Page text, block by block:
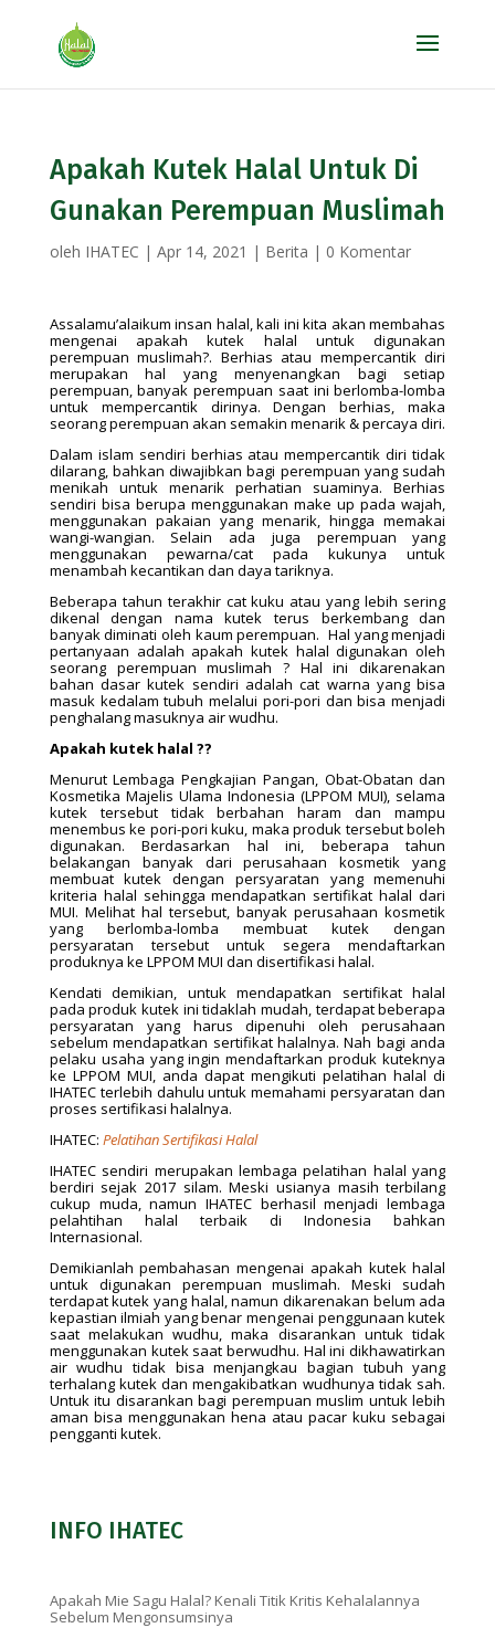
Apakah Kutek Halal Untuk Di
Gunakan Perempuan Muslimah
oleh IHATEC | Apr 14, 2021 | Berita | 0 Komentar
Assalamu’alaikum insan halal, kali ini kita akan membahas
mengenai apakah kutek halal untuk digunakan
perempuan muslimah?. Berhias atau mempercantik diri
merupakan hal yang menyenangkan bagi setiap
perempuan, banyak perempuan saat ini berlomba-lomba
untuk mempercantik dirinya. Dengan berhias, maka
seorang perempuan akan semakin menarik & percaya diri.
Dalam islam sendiri berhias atau mempercantik diri tidak
dilarang, bahkan diwajibkan bagi perempuan yang sudah
menikah untuk menarik perhatian suaminya. Berhias
sendiri bisa berupa menggunakan make up pada wajah,
menggunakan pakaian yang menarik, hingga memakai
wangi-wangian. Selain ada juga perempuan yang
menggunakan pewarna/cat pada kukunya untuk
menambah kecantikan dan daya tariknya.
Beberapa tahun terakhir cat kuku atau yang lebih sering
dikenal dengan nama kutek terus berkembang dan
banyak diminati oleh kaum perempuan. Hal yang menjadi
pertanyaan adalah apakah kutek halal digunakan oleh
seorang perempuan muslimah ? Hal ini dikarenakan
bahan dasar kutek sendiri adalah cat warna yang bisa
masuk kedalam tubuh melalui pori-pori dan bisa menjadi
penghalang masuknya air wudhu.
Apakah kutek halal ??
Menurut Lembaga Pengkajian Pangan, Obat-Obatan dan
Kosmetika Majelis Ulama Indonesia (LPPOM MUI), selama
kutek tersebut tidak berbahan haram dan mampu
menembus ke pori-pori kuku, maka produk tersebut boleh
digunakan. Berdasarkan hal ini, beberapa tahun
belakangan banyak dari perusahaan kosmetik yang
membuat kutek dengan persyaratan yang memenuhi
kriteria halal sehingga mendapatkan sertifikat halal dari
MUI. Melihat hal tersebut, banyak perusahaan kosmetik
yang berlomba-lomba membuat kutek dengan
persyaratan tersebut untuk segera mendaftarkan
produknya ke LPPOM MUI dan disertifikasi halal.
Kendati demikian, untuk mendapatkan sertifikat halal
pada produk kutek ini tidaklah mudah, terdapat beberapa
persyaratan yang harus dipenuhi oleh perusahaan
sebelum mendapatkan sertifikat halalnya. Nah bagi anda
pelaku usaha yang ingin mendaftarkan produk kuteknya
ke LPPOM MUI, anda dapat mengikuti pelatihan halal di
IHATEC terlebih dahulu untuk memahami persyaratan dan
proses sertifikasi halalnya.
IHATEC: Pelatihan Sertifikasi Halal
IHATEC sendiri merupakan lembaga pelatihan halal yang
berdiri sejak 2017 silam. Meski usianya masih terbilang
cukup muda, namun IHATEC berhasil menjadi lembaga
pelahtihan halal terbaik di Indonesia bahkan
Internasional.
Demikianlah pembahasan mengenai apakah kutek halal
untuk digunakan perempuan muslimah. Meski sudah
terdapat kutek yang halal, namun dikarenakan belum ada
kepastian ilmiah yang benar mengenai penggunaan kutek
saat melakukan wudhu, maka disarankan untuk tidak
menggunakan kutek saat berwudhu. Hal ini dikhawatirkan
air wudhu tidak bisa menjangkau bagian tubuh yang
terhalang kutek dan mengakibatkan wudhunya tidak sah.
Untuk itu disarankan bagi perempuan muslim untuk lebih
aman bisa menggunakan hena atau pacar kuku sebagai
pengganti kutek.
INFO IHATEC
Apakah Mie Sagu Halal? Kenali Titik Kritis Kehalalannya
Sebelum Mengonsumsinya